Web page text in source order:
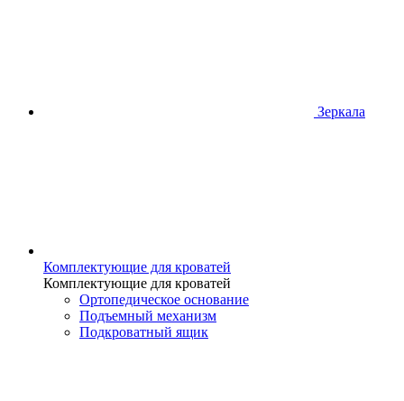
Зеркала
Комплектующие для кроватей
Комплектующие для кроватей
Ортопедическое основание
Подъемный механизм
Подкроватный ящик